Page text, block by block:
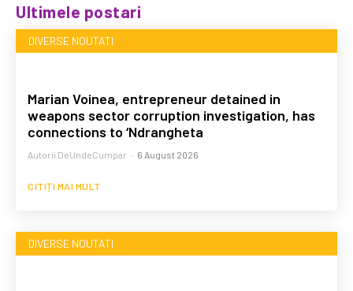
Ultimele postari
DIVERSE NOUTATI
Marian Voinea, entrepreneur detained in
weapons sector corruption investigation, has
connections to ‘Ndrangheta
Autorii DeUndeCumpar - 6 August 2026
CITIȚI MAI MULT
DIVERSE NOUTATI